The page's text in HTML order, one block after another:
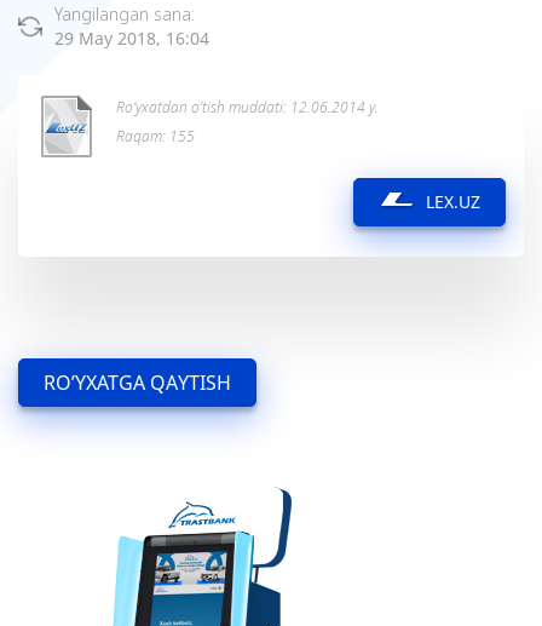
Yangilangan sana:
29 May 2018, 16:04
Ro’yxatdan o’tish muddati: 12.06.2014 y.
Raqam: 155
LEX.UZ
RO’YXATGA QAYTISH